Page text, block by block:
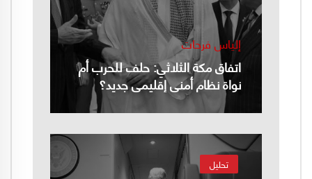
إلياس فرحات
اتفاق مكة الثلاثي: حلف للحرب أم
نواة نظام أمني إقليمي جديد؟
تحليل